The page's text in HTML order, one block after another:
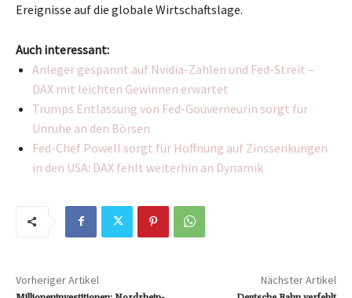
Ereignisse auf die globale Wirtschaftslage.
Auch interessant:
Anleger gespannt auf Nvidia-Zahlen und Fed-Streit –
DAX mit leichten Gewinnen erwartet
Trumps Entlassung von Fed-Gouverneurin sorgt für
Unruhe an den Börsen
Fed-Chef Powell sorgt für Hoffnung auf Zinssenkungen
in den USA: DAX fehlt weiterhin an Dynamik
Vorheriger Artikel Nächster Artikel